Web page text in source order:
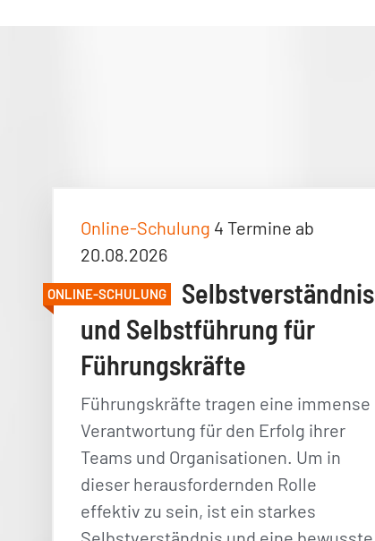
Online-Schulung 4 Termine ab
20.08.2026
ONLINE-SCHULUNG
Selbstverständnis
und Selbstführung für
Führungskräfte
Führungskräfte tragen eine immense
Verantwortung für den Erfolg ihrer
Teams und Organisationen. Um in
dieser herausfordernden Rolle
effektiv zu sein, ist ein starkes